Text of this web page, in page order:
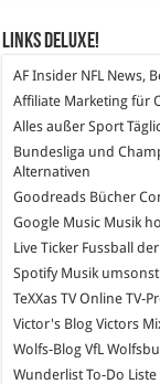
Links DeLuXe!
AF Insider NFL News,
Affiliate Marketing für
Alles außer Sport
Bundesliga und
Alternativen
Goodreads Bücher
Google Music Musik
Live Ticker Fussball der
SpotifyMusik umsonst
TeXXas TVOnline TV-
Victor's Blog Victors
Wolfs-Blog VfL
Wunderlist To-Do